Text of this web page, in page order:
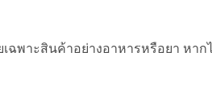
พาะสินค้าอย่างอาหารหรือยา หาก